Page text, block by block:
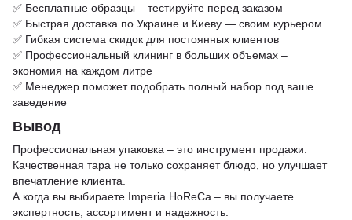
✅ Бесплатные образцы – тестируйте перед заказом
✅ Быстрая доставка по Украине и Киеву — своим курьером
✅ Гибкая система скидок для постоянных клиентов
✅ Профессиональный клининг в больших объемах –
экономия на каждом литре
✅ Менеджер поможет подобрать полный набор под ваше
заведение
Вывод
Профессиональная упаковка – это инструмент продажи.
Качественная тара не только сохраняет блюдо, но улучшает
впечатление клиента.
А когда вы выбираете Imperia HoReCa – вы получаете
экспертность, ассортимент и надежность.